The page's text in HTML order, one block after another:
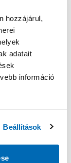
hozzájárul,
adatait
információ
Beállítások